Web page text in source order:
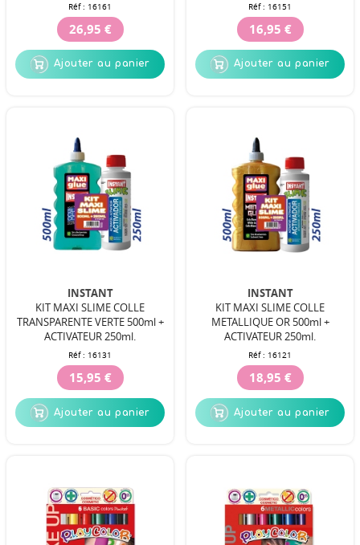
Réf : 16161
26,95 €
Ajouter au panier
Réf : 16151
16,95 €
Ajouter au panier
INSTANT
KIT MAXI SLIME COLLE
TRANSPARENTE VERTE 500ml +
ACTIVATEUR 250ml.
Réf : 16131
15,95 €
Ajouter au panier
INSTANT
KIT MAXI SLIME COLLE
METALLIQUE OR 500ml +
ACTIVATEUR 250ml.
Réf : 16121
18,95 €
Ajouter au panier